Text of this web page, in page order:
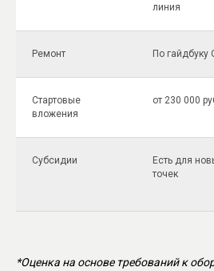
линия
Ремонт По гайдбуку
Стартовые
вложения
от 230 000
Субсидии
Есть для
точек
*Оценка на основе требований к